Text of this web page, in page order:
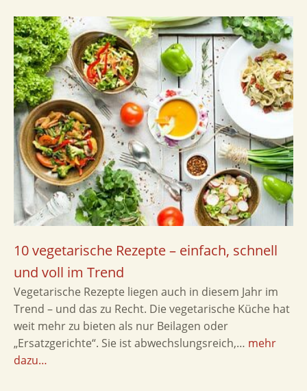
10 vegetarische Rezepte – einfach, schnell
und voll im Trend
Vegetarische Rezepte liegen auch in diesem Jahr im
Trend – und das zu Recht. Die vegetarische Küche hat
weit mehr zu bieten als nur Beilagen oder
„Ersatzgerichte“. Sie ist abwechslungsreich,… mehr
dazu…